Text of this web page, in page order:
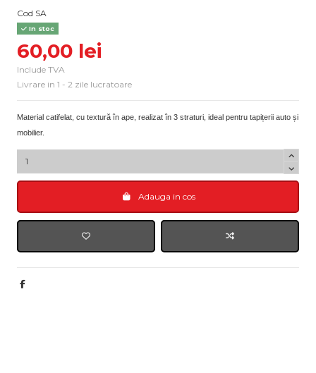
Cod SA
In stoc
60,00 lei
Include TVA
Livrare in 1 - 2 zile lucratoare
Material catifelat, cu textură în ape, realizat în 3 straturi, ideal pentru tapițerii auto și
mobilier.
Adauga in cos